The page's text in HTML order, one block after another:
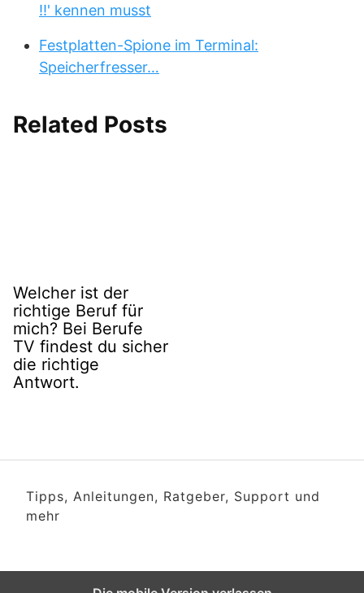
!!' kennen musst
Festplatten-Spione im Terminal:
Speicherfresser…
Related Posts
Welcher ist der
richtige Beruf für
mich? Bei Berufe
TV findest du sicher
die richtige
Antwort.
Tipps, Anleitungen, Ratgeber, Support und
mehr